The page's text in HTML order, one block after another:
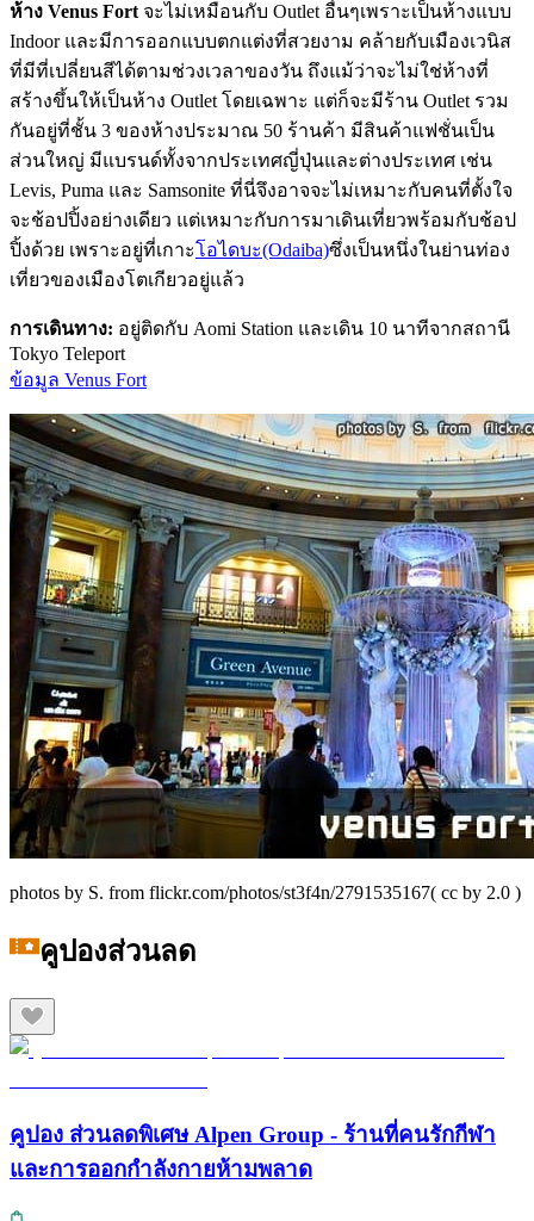
ห้าง Venus Fort จะไม่เหมือนกับ Outlet อื่นๆเพราะเป็นห้างแบบ
Indoor และมีการออกแบบตกแต่งที่สวยงาม คล้ายกับเมืองเวนิส
ที่มีที่เปลี่ยนสีได้ตามช่วงเวลาของวัน ถึงแม้ว่าจะไม่ใช่ห้างที่
สร้างขึ้นให้เป็นห้าง Outlet โดยเฉพาะ แต่ก็จะมีร้าน Outlet รวม
กันอยู่ที่ชั้น 3 ของห้างประมาณ 50 ร้านค้า มีสินค้าแฟชั่นเป็น
ส่วนใหญ่ มีแบรนด์ทั้งจากประเทศญี่ปุ่นและต่างประเทศ เช่น
Levis, Puma และ Samsonite ที่นี่จึงอาจจะไม่เหมาะกับคนที่ตั้งใจ
จะช้อปปิ้งอย่างเดียว แต่เหมาะกับการมาเดินเที่ยวพร้อมกับช้อป
ปิ้งด้วย เพราะอยู่ที่เกาะโอไดบะ(Odaiba)ซึ่งเป็นหนึ่งในย่านท่อง
เที่ยวของเมืองโตเกียวอยู่แล้ว
การเดินทาง: อยู่ติดกับ Aomi Station และเดิน 10 นาทีจากสถานี
Tokyo Teleport
ข้อมูล Venus Fort
photos by S. from flickr.com/photos/st3f4n/2791535167( cc by 2.0 )
คูปองส่วนลด
คูปอง ส่วนลดพิเศษ Alpen Group - ร้านที่คนรักกีฬา
และการออกกำลังกายห้ามพลาด